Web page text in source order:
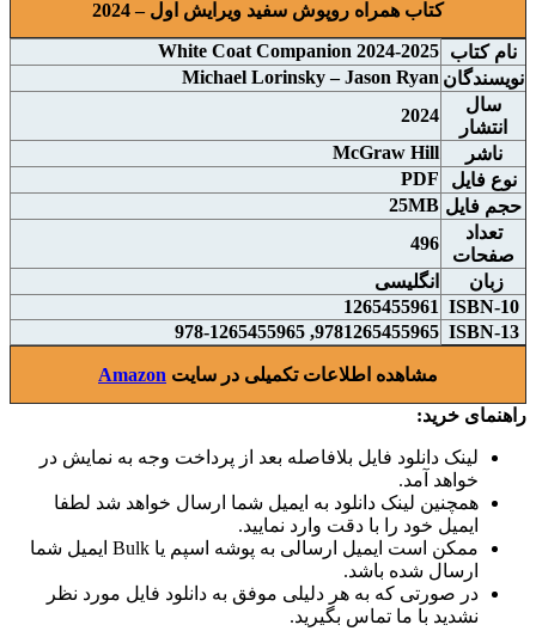
کتاب همراه روپوش سفید ویرایش اول – 2024
نام کتاب White Coat Companion 2024-2025
نويسندگان Michael Lorinsky – Jason Ryan
سال
انتشار
2024
ناشر
McGraw Hill
نوع فايل
PDF
حجم فايل 25MB
تعداد
صفحات
496
زبان
انگلیسی
ISBN-10
1265455961
ISBN-13
9781265455965, 978-1265455965
مشاهده اطلاعات تکمیلی در سایت Amazon
راهنمای خرید:
لینک دانلود فایل بلافاصله بعد از پرداخت وجه به نمایش در
خواهد آمد.
همچنین لینک دانلود به ایمیل شما ارسال خواهد شد لطفا
ایمیل خود را با دقت وارد نمایید.
ممکن است ایمیل ارسالی به پوشه اسپم یا Bulk ایمیل شما
ارسال شده باشد.
در صورتی که به هر دلیلی موفق به دانلود فایل مورد نظر
نشدید با ما تماس بگیرید.